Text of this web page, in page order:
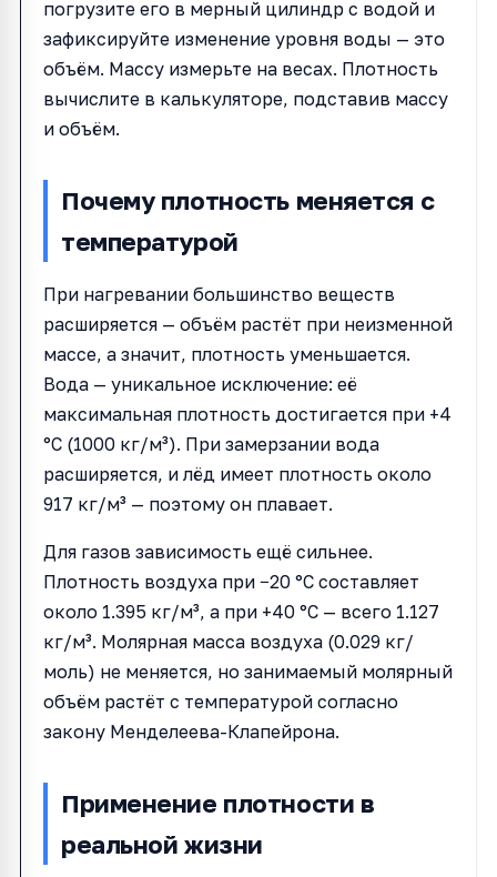
погрузите его в мерный цилиндр с водой и
зафиксируйте изменение уровня воды — это
объём. Массу измерьте на весах. Плотность
вычислите в калькуляторе, подставив массу
и объём.
Почему плотность меняется с
температурой
При нагревании большинство веществ
расширяется — объём растёт при неизменной
массе, а значит, плотность уменьшается.
Вода — уникальное исключение: её
максимальная плотность достигается при +4
°C (1000 кг/м³). При замерзании вода
расширяется, и лёд имеет плотность около
917 кг/м³ — поэтому он плавает.
Для газов зависимость ещё сильнее.
Плотность воздуха при −20 °C составляет
около 1.395 кг/м³, а при +40 °C — всего 1.127
кг/м³. Молярная масса воздуха (0.029 кг/
моль) не меняется, но занимаемый молярный
объём растёт с температурой согласно
закону Менделеева-Клапейрона.
Применение плотности в
реальной жизни